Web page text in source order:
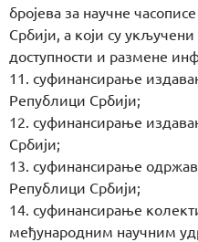
бројева за научне
Србији, а који су
доступности и размене
11. суфинансирање
Републици Србији;
12. суфинансирање
Србији;
13. суфинансирање
Републици Србији;
14. суфинансирање
међународним научним